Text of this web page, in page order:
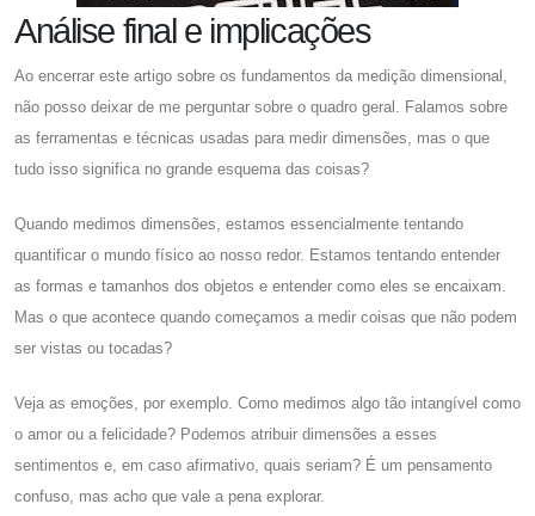
Análise final e implicações
Ao encerrar este artigo sobre os fundamentos da medição dimensional,
não posso deixar de me perguntar sobre o quadro geral. Falamos sobre
as ferramentas e técnicas usadas para medir dimensões, mas o que
tudo isso significa no grande esquema das coisas?
Quando medimos dimensões, estamos essencialmente tentando
quantificar o mundo físico ao nosso redor. Estamos tentando entender
as formas e tamanhos dos objetos e entender como eles se encaixam.
Mas o que acontece quando começamos a medir coisas que não podem
ser vistas ou tocadas?
Veja as emoções, por exemplo. Como medimos algo tão intangível como
o amor ou a felicidade? Podemos atribuir dimensões a esses
sentimentos e, em caso afirmativo, quais seriam? É um pensamento
confuso, mas acho que vale a pena explorar.